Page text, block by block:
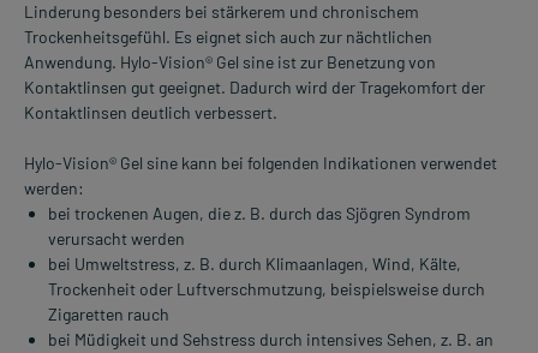
Linderung besonders bei stärkerem und chronischem
Trockenheitsgefühl. Es eignet sich auch zur nächtlichen
Anwendung. Hylo-Vision® Gel sine ist zur Benetzung von
Kontaktlinsen gut geeignet. Dadurch wird der Tragekomfort der
Kontaktlinsen deutlich verbessert.
Hylo-Vision® Gel sine kann bei folgenden Indikationen verwendet
werden:
bei trockenen Augen, die z. B. durch das Sjögren Syndrom
verursacht werden
bei Umweltstress, z. B. durch Klimaanlagen, Wind, Kälte,
Trockenheit oder Luftverschmutzung, beispielsweise durch
Zigaretten rauch
bei Müdigkeit und Sehstress durch intensives Sehen, z. B. an